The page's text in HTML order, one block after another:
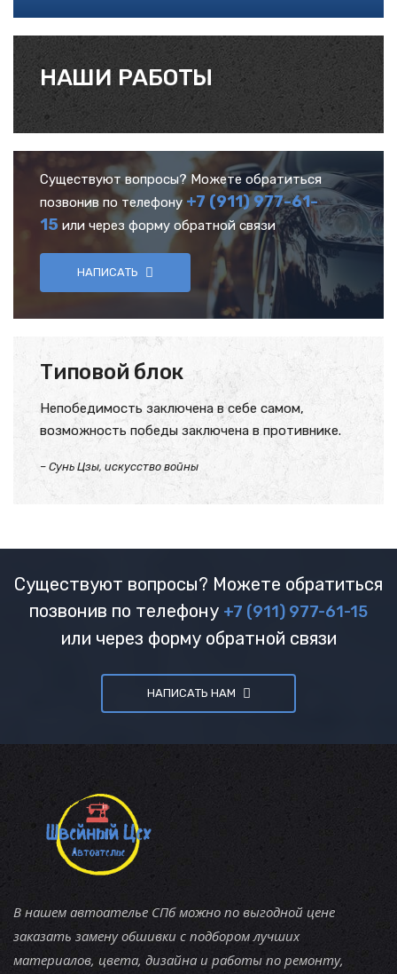
НАШИ РАБОТЫ
Существуют вопросы? Можете обратиться
позвонив по телефону +7 (911) 977-61-
15 или через форму обратной связи
НАПИСАТЬ
Типовой блок
Непобедимость заключена в себе самом,
возможность победы заключена в противнике.
– Сунь Цзы, искусство войны
Существуют вопросы? Можете обратиться
позвонив по телефону +7 (911) 977-61-15
или через форму обратной связи
НАПИСАТЬ НАМ
В нашем автоателье СПб можно по выгодной цене
заказать замену обшивки с подбором лучших
материалов, цвета, дизайна и работы по ремонту,